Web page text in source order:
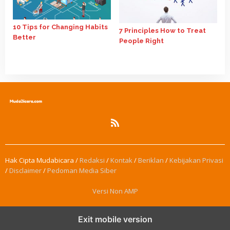
10 Tips for Changing Habits
Better
7 Principles How to Treat
People Right
Hak Cipta Mudabicara /Redaksi /Kontak/Beriklan /Kebijakan Privasi
/Disclaimer/Pedoman Media Siber
Versi Non AMP
Exit mobile version